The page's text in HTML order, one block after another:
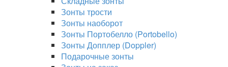
Зонты трости
Зонты наоборот
Зонты Портобелло (Portobello)
Зонты Допплер (Doppler)
Подарочные зонты